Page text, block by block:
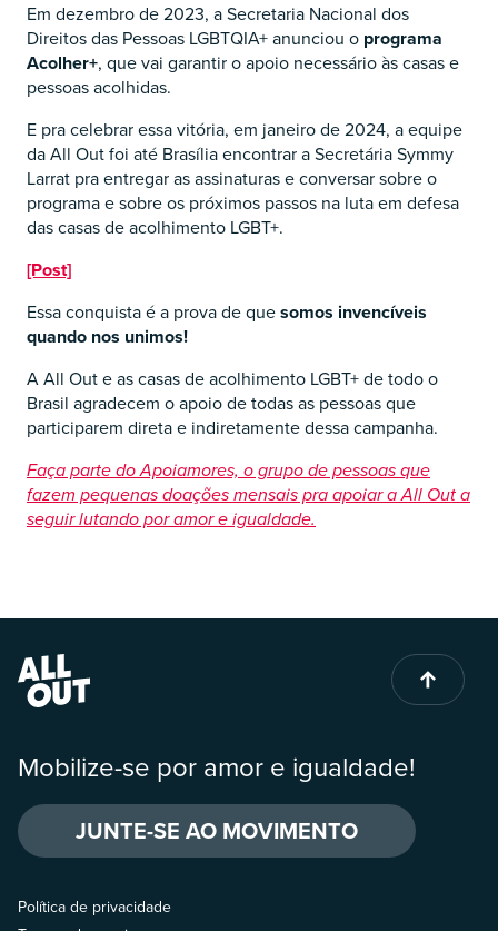
Em dezembro de 2023, a Secretaria Nacional dos
Direitos das Pessoas LGBTQIA+ anunciou o programa
Acolher+, que vai garantir o apoio necessário às casas e
pessoas acolhidas.
E pra celebrar essa vitória, em janeiro de 2024, a equipe
da All Out foi até Brasília encontrar a Secretária Symmy
Larrat pra entregar as assinaturas e conversar sobre o
programa e sobre os próximos passos na luta em defesa
das casas de acolhimento LGBT+.
[Post]
Essa conquista é a prova de quesomos invencíveis
quando nos unimos!
A All Out e as casas de acolhimento LGBT+ de todo o
Brasil agradecem o apoio de todas as pessoas que
participarem direta e indiretamente dessa campanha.
Faça parte do Apoiamores, o grupo de pessoas que
fazem pequenas doações mensais pra apoiar a All Out a
seguir lutando por amor e igualdade.
Mobilize-se por amor e igualdade!
JUNTE-SE AO MOVIMENTO
Política de privacidade